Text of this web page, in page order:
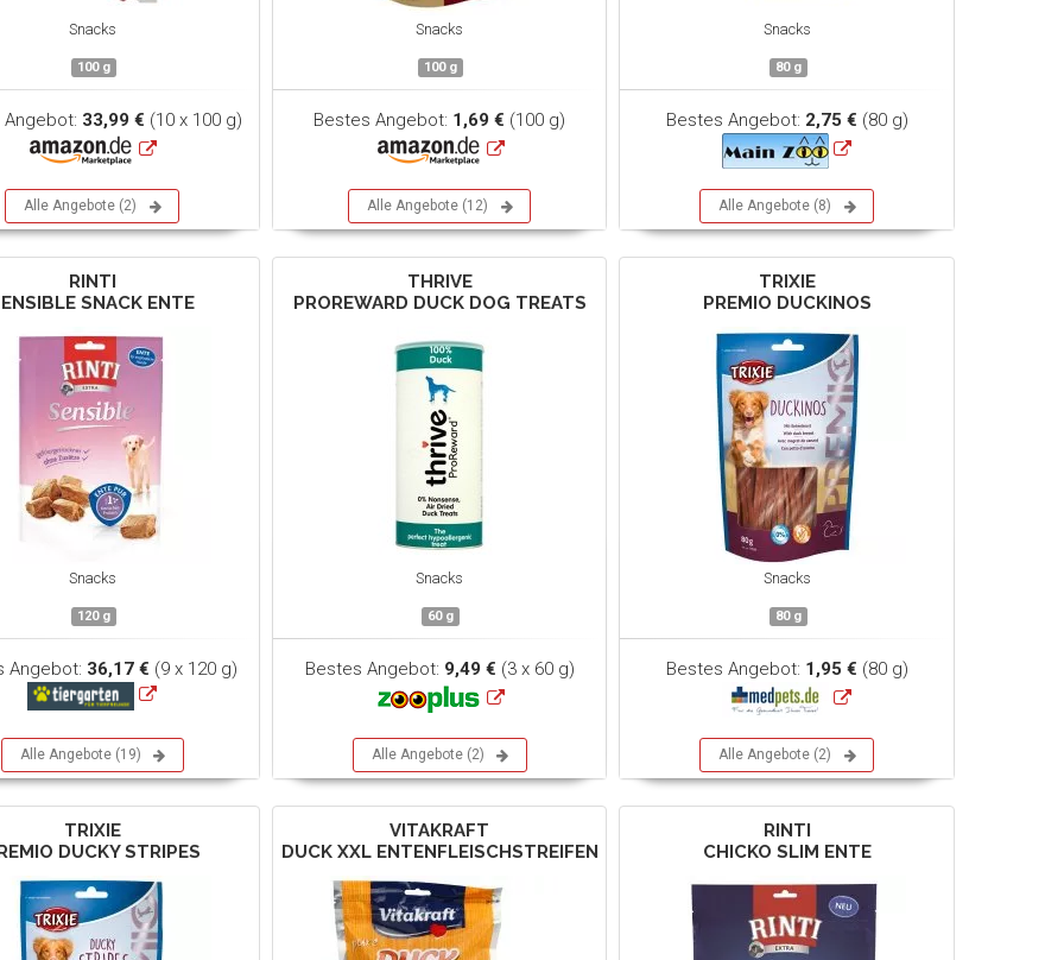
Snacks
100 g
33,99 € (10 x 100 g)
Alle Angebote (2)
Snacks
100 g
Bestes Angebot: 1,69 € (100 g)
Alle Angebote (12)
Snacks
80 g
Bestes Angebot: 2,75 € (80 g)
Alle Angebote (8)
RINTI
SNACK ENTE
Snacks
120 g
Angebot: 36,17 € (9 x 120 g)
Alle Angebote (19)
THRIVE
PROREWARD DUCK DOG TREATS
Snacks
60 g
Bestes Angebot: 9,49 € (3 x 60 g)
Alle Angebote (2)
TRIXIE
PREMIO DUCKINOS
Snacks
80 g
Bestes Angebot: 1,95 € (80 g)
Alle Angebote (2)
TRIXIE
DUCKY STRIPES
VITAKRAFT
DUCK XXL ENTENFLEISCHSTREIFEN
RINTI
CHICKO SLIM ENTE